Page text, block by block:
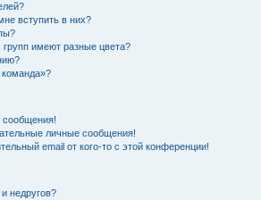
вступить в них?
имеют разные цвета?
сообщения!
личные сообщения!
email от кого-то с этой конференции!
недругов?